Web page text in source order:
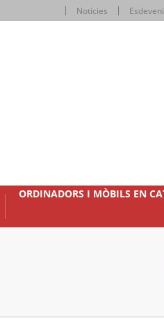
Notícies
ORDINADORS I MÒBILS EN